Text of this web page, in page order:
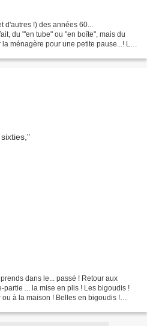
d'autres !) des années 60...
du "'en tube" ou "en boîte", mais du
ménagère pour une petite pause...! Le
dans le... passé ! Retour aux
partie ... la mise en plis ! Les bigoudis !
à la maison ! Belles en bigoudis !